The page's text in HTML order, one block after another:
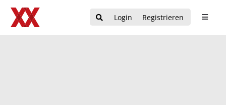
Login Registrieren